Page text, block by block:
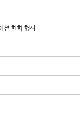
션 헌화 행사